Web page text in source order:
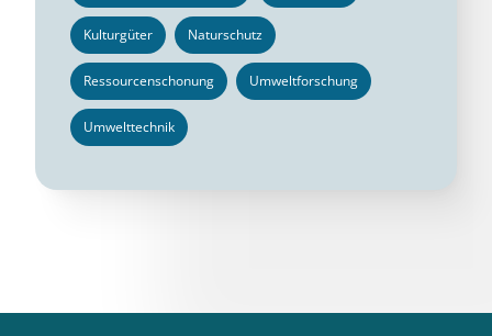
Kulturgüter Naturschutz
Ressourcenschonung Umweltforschung
Umwelttechnik